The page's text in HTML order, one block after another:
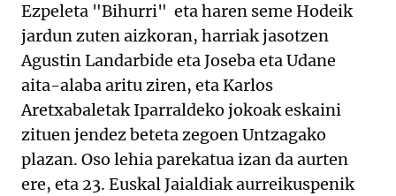
Ezpeleta "Bihurri" eta haren seme Hodeik
jardun zuten aizkoran, harriak jasotzen
Agustin Landarbide eta Joseba eta Udane
aita-alaba aritu ziren, eta Karlos
Aretxabaletak Iparraldeko jokoak eskaini
zituen jendez beteta zegoen Untzagako
plazan. Oso lehia parekatua izan da aurten
ere, eta 23. Euskal Jaialdiak aurreikuspenik